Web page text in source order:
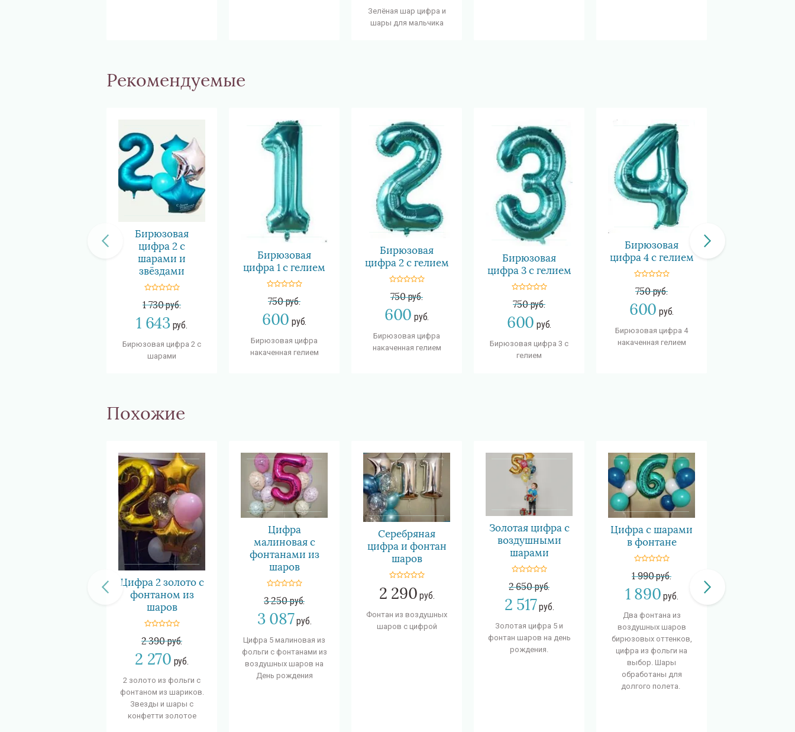
Зелёная шар цифра и
шары для мальчика
Рекомендуемые
Бирюзовая
цифра 2 с
шарами и
звёздами
1 643руб.
1 730руб.
Бирюзовая цифра 2 с
шарами
Бирюзовая
цифра 1 с гелием
600 руб.
750руб.
Бирюзовая цифра
накаченная гелием
Бирюзовая
цифра 2 с гелием
600 руб.
750руб.
Бирюзовая цифра
накаченная гелием
Бирюзовая
цифра 3 с гелием
600 руб.
750руб.
Бирюзовая цифра 3 c
гелием
Бирюзовая
цифра 4 с гелием
600 руб.
750руб.
Бирюзовая цифра 4
накаченная гелием
Похожие
Цифра 2 золото с
фонтаном из
шаров
2 270 руб.
2 390руб.
2 золото из фольги с
фонтаном из шариков.
Звезды и шары с
конфетти золотое
Цифра
малиновая с
фонтанами из
шаров
3 087руб.
3 250руб.
Цифра 5 малиновая из
фольги с фонтанами из
воздушных шаров на
День рождения
Серебряная
цифра и фонтан
шаров
2 290 руб.
Фонтан из воздушных
шаров с цифрой
Золотая цифра с
воздушными
шарами
2 517руб.
2 650руб.
Золотая цифра 5 и
фонтан шаров на день
рождения.
Цифра с шарами
в фонтане
1 890 руб.
1 990руб.
Два фонтана из
воздушных шаров
бирюзовых оттенков,
цифра из фольги на
выбор. Шары
обработаны для
долгого полета.